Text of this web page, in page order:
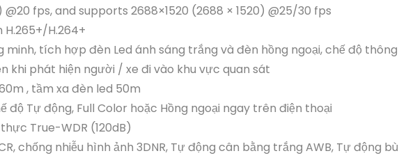
@20 fps, and supports 2688×1520 (2688 × 1520) @25/30 fps
H.265+/H.264+
minh, tích hợp đèn Led ánh sáng trắng và đèn hồng ngoại, chế độ thông
khi phát hiện người / xe đi vào khu vực quan sát
, tầm xa đèn led 50m
độ Tự động, Full Color hoặc Hồng ngoại ngay trên điện thoại
True-WDR (120dB)
chống nhiễu hình ảnh 3DNR, Tự động cân bằng trắng AWB, Tự động bù